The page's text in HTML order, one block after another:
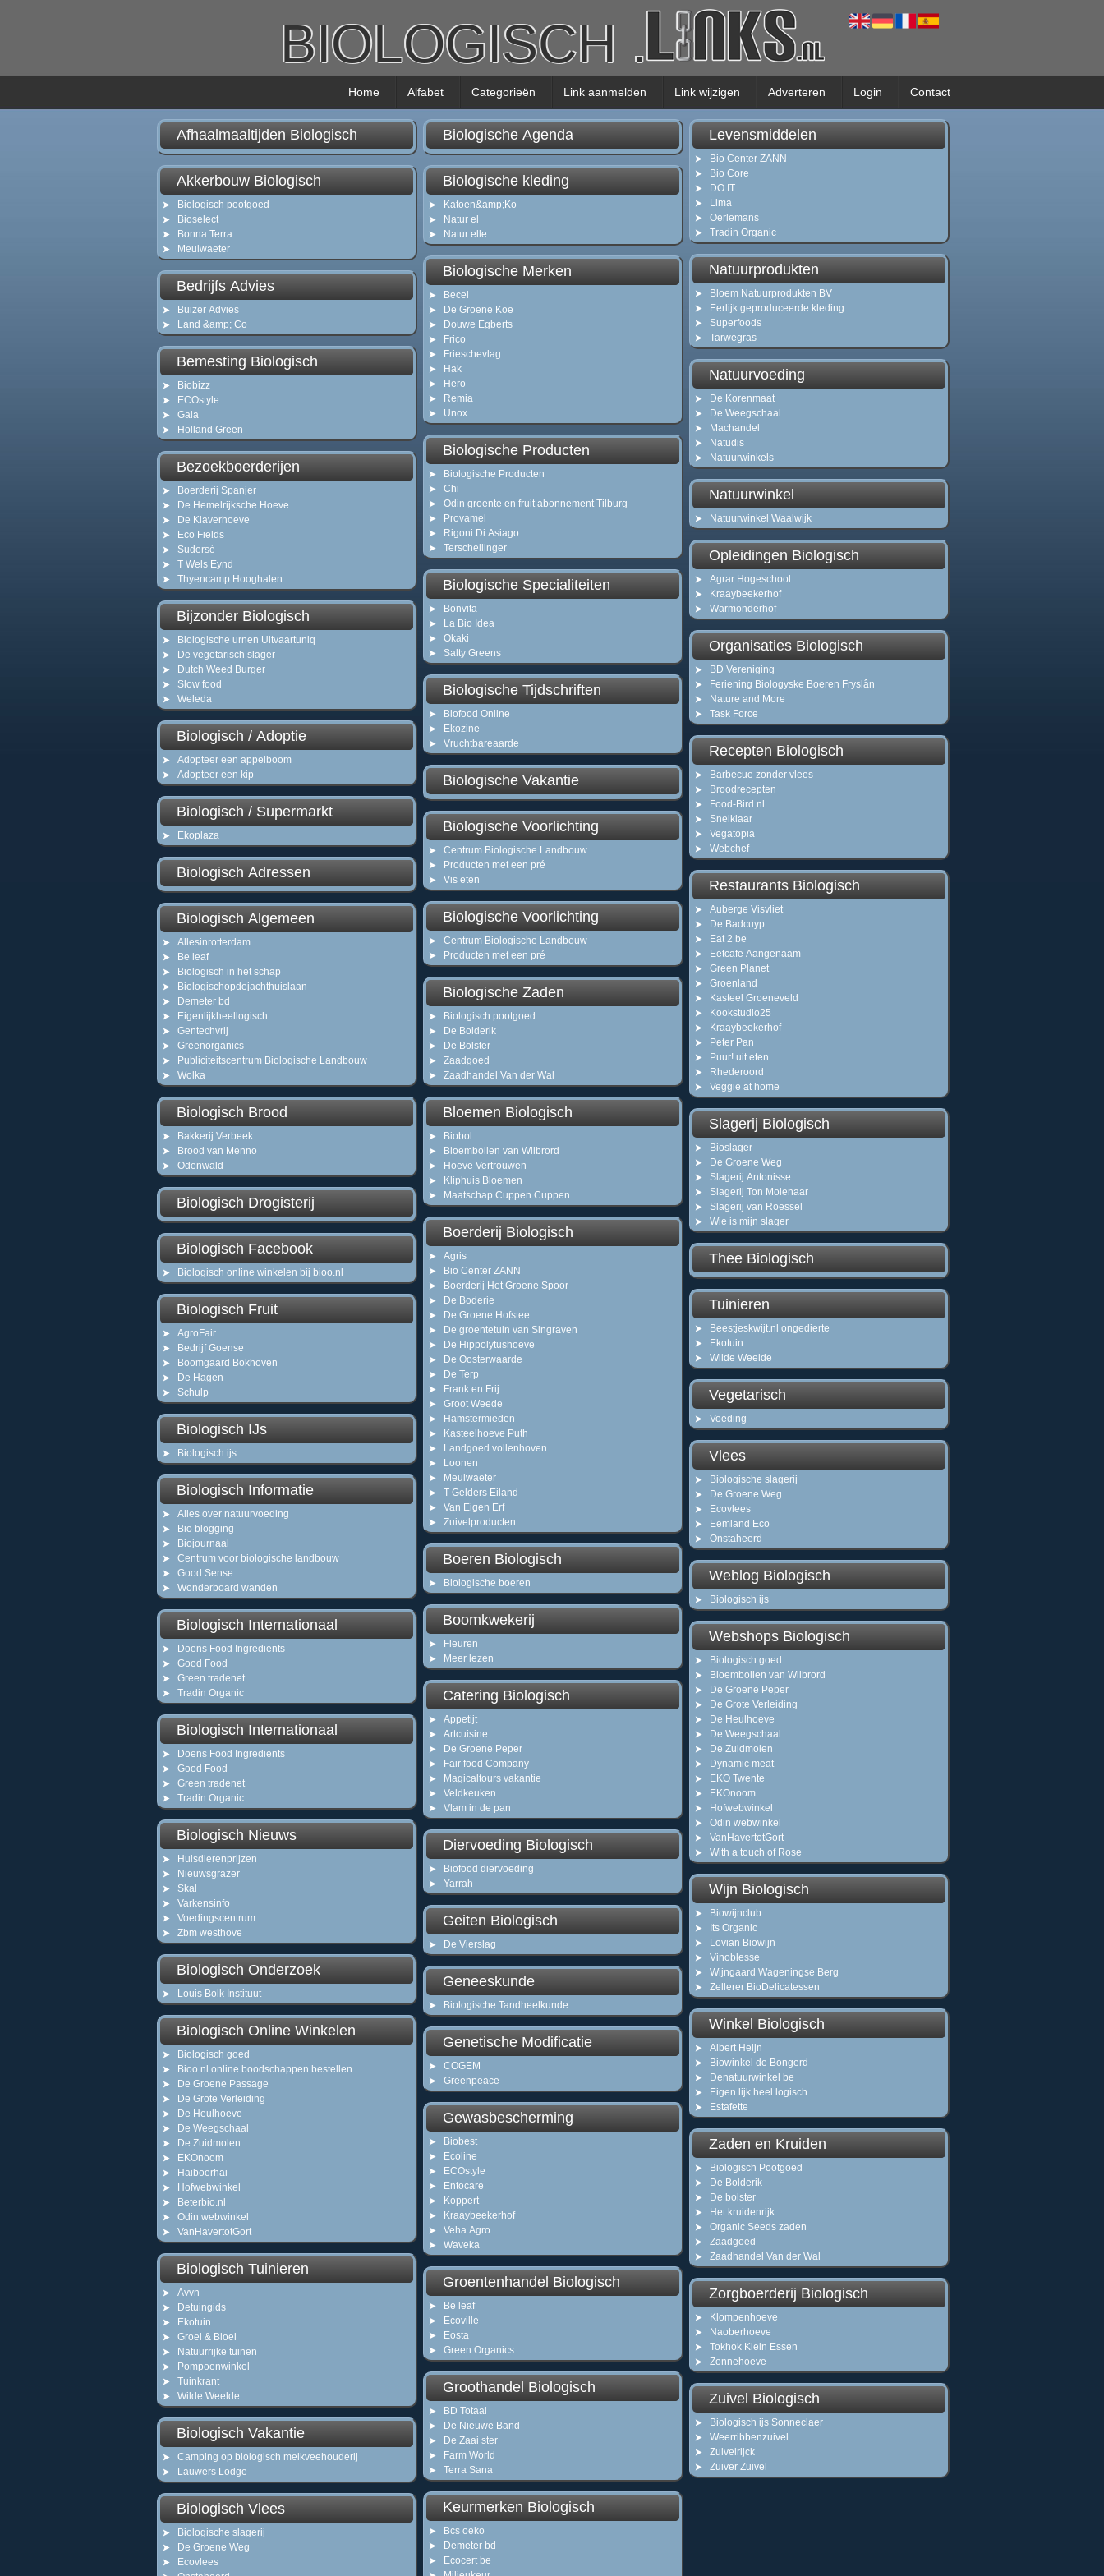
BIOLOGISCH .
Home Alfabet Categorieën Link aanmelden Link wijzigen Adverteren Login Contact
Afhaalmaaltijden Biologisch
Akkerbouw Biologisch
Biologisch pootgoed
Bioselect
Bonna Terra
Meulwaeter
Bedrijfs Advies
Buizer Advies
Land &amp; Co
Bemesting Biologisch
Biobizz
ECOstyle
Gaia
Holland Green
Bezoekboerderijen
Boerderij Spanjer
De Hemelrijksche Hoeve
De Klaverhoeve
Eco Fields
Sudersé
T Wels Eynd
Thyencamp Hooghalen
Bijzonder Biologisch
Biologische urnen Uitvaartuniq
De vegetarisch slager
Dutch Weed Burger
Slow food
Weleda
Biologisch / Adoptie
Adopteer een appelboom
Adopteer een kip
Biologisch / Supermarkt
Ekoplaza
Biologisch Adressen
Biologisch Algemeen
Allesinrotterdam
Be leaf
Biologisch in het schap
Biologischopdejachthuislaan
Demeter bd
Eigenlijkheellogisch
Gentechvrij
Greenorganics
Publiciteitscentrum Biologische Landbouw
Wolka
Biologisch Brood
Bakkerij Verbeek
Brood van Menno
Odenwald
Biologisch Drogisterij
Biologisch Facebook
Biologisch online winkelen bij bioo.nl
Biologisch Fruit
AgroFair
Bedrijf Goense
Boomgaard Bokhoven
De Hagen
Schulp
Biologisch IJs
Biologisch ijs
Biologisch Informatie
Alles over natuurvoeding
Bio blogging
Biojournaal
Centrum voor biologische landbouw
Good Sense
Wonderboard wanden
Biologisch Internationaal
Doens Food Ingredients
Good Food
Green tradenet
Tradin Organic
Biologisch Internationaal
Doens Food Ingredients
Good Food
Green tradenet
Tradin Organic
Biologisch Nieuws
Huisdierenprijzen
Nieuwsgrazer
Skal
Varkensinfo
Voedingscentrum
Zbm westhove
Biologisch Onderzoek
Louis Bolk Instituut
Biologisch Online Winkelen
Biologisch goed
Bioo.nl online boodschappen bestellen
De Groene Passage
De Grote Verleiding
De Heulhoeve
De Weegschaal
De Zuidmolen
EKOnoom
Haiboerhai
Hofwebwinkel
Beterbio.nl
Odin webwinkel
VanHavertotGort
Biologisch Tuinieren
Avvn
Detuingids
Ekotuin
Groei & Bloei
Natuurrijke tuinen
Pompoenwinkel
Tuinkrant
Wilde Weelde
Biologisch Vakantie
Camping op biologisch melkveehouderij
Lauwers Lodge
Biologisch Vlees
Biologische slagerij
De Groene Weg
Ecovlees
Biologische Agenda
Biologische kleding
Katoen&amp;Ko
Natur el
Natur elle
Biologische Merken
Becel
De Groene Koe
Douwe Egberts
Frico
Frieschevlag
Hak
Hero
Remia
Unox
Biologische Producten
Biologische Producten
Chi
Odin groente en fruit abonnement Tilburg
Provamel
Rigoni Di Asiago
Terschellinger
Biologische Specialiteiten
Bonvita
La Bio Idea
Okaki
Salty Greens
Biologische Tijdschriften
Biofood Online
Ekozine
Vruchtbareaarde
Biologische Vakantie
Biologische Voorlichting
Centrum Biologische Landbouw
Producten met een pré
Vis eten
Biologische Voorlichting
Centrum Biologische Landbouw
Producten met een pré
Biologische Zaden
Biologisch pootgoed
De Bolderik
De Bolster
Zaadgoed
Zaadhandel Van der Wal
Bloemen Biologisch
Biobol
Bloembollen van Wilbrord
Hoeve Vertrouwen
Kliphuis Bloemen
Maatschap Cuppen Cuppen
Boerderij Biologisch
Agris
Bio Center ZANN
Boerderij Het Groene Spoor
De Boderie
De Groene Hofstee
De groentetuin van Singraven
De Hippolytushoeve
De Oosterwaarde
De Terp
Frank en Frij
Groot Weede
Hamstermieden
Kasteelhoeve Puth
Landgoed vollenhoven
Loonen
Meulwaeter
T Gelders Eiland
Van Eigen Erf
Zuivelproducten
Boeren Biologisch
Biologische boeren
Boomkwekerij
Fleuren
Meer lezen
Catering Biologisch
Appetijt
Artcuisine
De Groene Peper
Fair food Company
Magicaltours vakantie
Veldkeuken
Vlam in de pan
Diervoeding Biologisch
Biofood diervoeding
Yarrah
Geiten Biologisch
De Vierslag
Geneeskunde
Biologische Tandheelkunde
Genetische Modificatie
COGEM
Greenpeace
Gewasbescherming
Biobest
Ecoline
ECOstyle
Entocare
Koppert
Kraaybeekerhof
Veha Agro
Waveka
Groentenhandel Biologisch
Be leaf
Ecoville
Eosta
Green Organics
Groothandel Biologisch
BD Totaal
De Nieuwe Band
De Zaai ster
Farm World
Terra Sana
Keurmerken Biologisch
Bcs oeko
Demeter bd
Ecocert be
Levensmiddelen
Bio Center ZANN
Bio Core
DO IT
Lima
Oerlemans
Tradin Organic
Natuurprodukten
Bloem Natuurprodukten BV
Eerlijk geproduceerde kleding
Superfoods
Tarwegras
Natuurvoeding
De Korenmaat
De Weegschaal
Machandel
Natudis
Natuurwinkels
Natuurwinkel
Natuurwinkel Waalwijk
Opleidingen Biologisch
Agrar Hogeschool
Kraaybeekerhof
Warmonderhof
Organisaties Biologisch
BD Vereniging
Feriening Biologyske Boeren Fryslân
Nature and More
Task Force
Recepten Biologisch
Barbecue zonder vlees
Broodrecepten
Food-Bird.nl
Snelklaar
Vegatopia
Webchef
Restaurants Biologisch
Auberge Visvliet
De Badcuyp
Eat 2 be
Eetcafe Aangenaam
Green Planet
Groenland
Kasteel Groeneveld
Kookstudio25
Kraaybeekerhof
Peter Pan
Puur! uit eten
Rhederoord
Veggie at home
Slagerij Biologisch
Bioslager
De Groene Weg
Slagerij Antonisse
Slagerij Ton Molenaar
Slagerij van Roessel
Wie is mijn slager
Thee Biologisch
Tuinieren
Beestjeskwijt.nl ongedierte
Ekotuin
Wilde Weelde
Vegetarisch
Voeding
Vlees
Biologische slagerij
De Groene Weg
Ecovlees
Eemland Eco
Onstaheerd
Weblog Biologisch
Biologisch ijs
Webshops Biologisch
Biologisch goed
Bloembollen van Wilbrord
De Groene Peper
De Grote Verleiding
De Heulhoeve
De Weegschaal
De Zuidmolen
Dynamic meat
EKO Twente
EKOnoom
Hofwebwinkel
Odin webwinkel
VanHavertotGort
With a touch of Rose
Wijn Biologisch
Biowijnclub
Its Organic
Lovian Biowijn
Vinoblesse
Wijngaard Wageningse Berg
Zellerer BioDelicatessen
Winkel Biologisch
Albert Heijn
Biowinkel de Bongerd
Denatuurwinkel be
Eigen lijk heel logisch
Estafette
Zaden en Kruiden
Biologisch Pootgoed
De Bolderik
De bolster
Het kruidenrijk
Organic Seeds zaden
Zaadgoed
Zaadhandel Van der Wal
Zorgboerderij Biologisch
Klompenhoeve
Naoberhoeve
Tokhok Klein Essen
Zonnehoeve
Zuivel Biologisch
Biologisch ijs Sonneclaer
Weerribbenzuivel
Zuivelrijck
Zuiver Zuivel